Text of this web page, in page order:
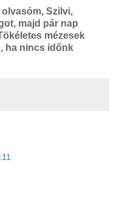
Szilvi,
majd pár nap
mézesek
ha nincs időnk